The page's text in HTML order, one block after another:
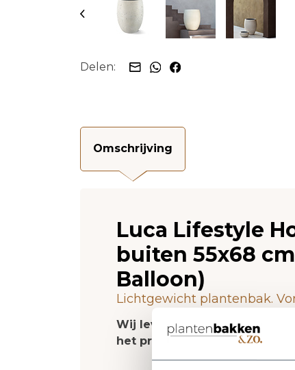
Delen:
Omschrijving
Luca Lifestyle
buiten 55x68
Balloon)
Lichtgewicht plantenbak.
Wij leveren rechtstreeks
het product niet op voorraad